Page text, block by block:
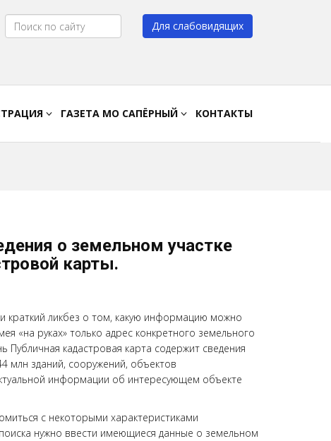
Цвет:A A A A
Для слабовидящих
ГАЗЕТА МО САПЁРНЫЙ КОНТАКТЫ
о земельном участке
карты.
краткий ликбез о том, какую информацию можно
«на руках» только адрес конкретного земельного
Публичная кадастровая карта содержит сведения
млн зданий, сооружений, объектов
информации об интересующем объекте
с некоторыми характеристиками
нужно ввести имеющиеся данные о земельном